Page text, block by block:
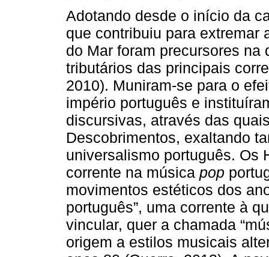
Adotando desde o início da
que contribuiu para
do Mar foram precursores
tributários das principais
2010). Muniram-se para o
império português e
discursivas, através das
Descobrimentos, exaltando
universalismo português. Os
corrente na música pop
movimentos estéticos dos
português”, uma corrente à
vincular, quer a chamada
origem a estilos musicais